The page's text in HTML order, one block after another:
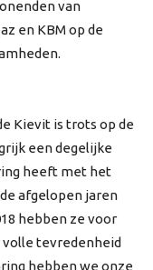
van
en KBM op de
Kievit is trots op de
een degelijke
heeft met het
afgelopen jaren
hebben ze voor
volle tevredenheid
hebben we onze